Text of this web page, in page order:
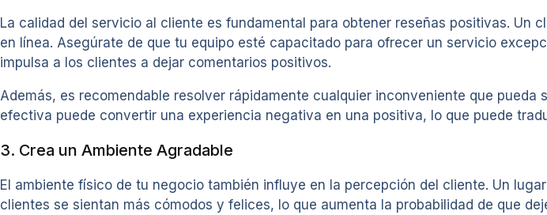
La calidad del servicio al cliente es fundamental para obtener reseñas positivas. Un
en línea. Asegúrate de que tu equipo esté capacitado para ofrecer un servicio
impulsa a los clientes a dejar comentarios positivos.
Además, es recomendable resolver rápidamente cualquier inconveniente que
efectiva puede convertir una experiencia negativa en una positiva, lo que puede
3. Crea un Ambiente Agradable
El ambiente físico de tu negocio también influye en la percepción del cliente. Un
clientes se sientan más cómodos y felices, lo que aumenta la probabilidad de que